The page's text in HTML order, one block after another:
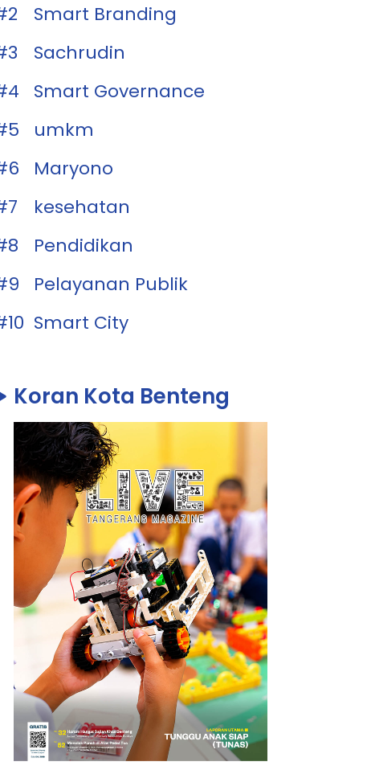
Smart Branding
Sachrudin
Smart Governance
umkm
Maryono
kesehatan
Pendidikan
Pelayanan Publik
Smart City
Koran Kota Benteng